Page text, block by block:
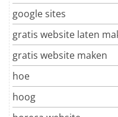
google sites
gratis website laten
gratis website maken
hoe
hoog